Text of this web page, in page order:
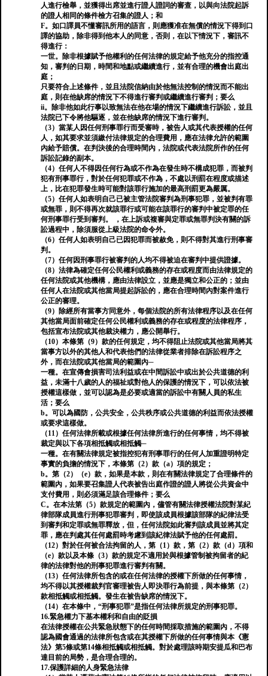
人進行檢舉，並獲得出席並進行證人證詞的審查，以與向法院起訴
的證人相同的條件檢方召集的證人；和
F。如口譯員不懂審訊所用的語言，則應獲准在無償的情況下得到口
譯的協助，除非得到他本人的同意，否則，在以下情況下，審訊不
得進行：
一世。除非根據賦予他權利的任何法律的規定給予他充分的指控通
知，審判的日期，時間和地點或繼續進行，並有合理的機會出庭出
庭；
只要符合上述條件，並且法院信納由於他無法控制的情況而不能出
庭，則在他缺席的情況下不得進行審判或繼續進行審判；要么
ii。除非他如此行事以致無法在他在場的情況下繼續進行訴訟，並且
法院已下令將他驅逐，並在他缺席的情況下進行審判。
（3）當某人因任何刑事罪行而受審時，被告人或其代表授權的任何
人，如其要求並須繳付法律規定的合理費用，應在法律允許的範圍
內給予賠償。在判決後的合理時間內，法院或代表法院所作的任何
訴訟記錄的副本。
（4）任何人不得因任何行為或不作為在發生時不構成犯罪，而被判
犯有刑事罪行，對於任何犯罪或不作為，不處以刑罰在程度或描述
上，比在犯罪發生時可能對該罪行施加的最高刑罰更為嚴厲。
（5）任何人如表明自己已被主管法院審判為刑事犯罪，並被判有罪
或無罪，則不得再次就該罪行或可能在該罪行的審判中被定罪的任
何刑事罪行受到審判。 ，在上訴或複審與定罪或無罪判決有關的訴
訟過程中，除須服從上級法院的命令外。
（6）任何人如表明自己已因犯罪而被赦免，則不得對其進行刑事審
判。
（7）任何因刑事罪行被審判的人均不得被迫在審判中提供證據。
（8）法律為確定任何公民權利或義務的存在或程度而由法律規定的
任何法院或其他機構，應由法律設立，並應是獨立和公正的；並由
任何人在法院或其他當局提起訴訟的，應在合理時間內對案件進行
公正的審理。
（9）除經所有當事方同意外，每個法院的所有法律程序以及在任何
其他當局面前確定任何公民權利或義務的存在或程度的法律程序，
包括宣布法院或其他裁決權力，應公開舉行。
（10）本條第（9）款的任何規定，均不得阻止法院或其他當局將其
當事方以外的其他人和代表他們的法律從業者排除在訴訟程序之
外，而在法院或其他當局的範圍內─
一種。在宣傳會損害司法利益或在中間訴訟中或出於公共道德的利
益，未滿十八歲的人的福祉或對他人的保護的情況下，可以依法被
授權這樣做，並可以認為是必要或適當的訴訟中有關人員的私生
活；要么
b。可以為國防，公共安全，公共秩序或公共道德的利益而依法授權
或要求這樣做。
（11）任何法律所載或根據任何法律所進行的任何事情，均不得被
裁定與以下各項相抵觸或相抵觸─
一種。在有關法律規定被指控犯有刑事罪行的任何人加重證明特定
事實的負擔的情況下，本條第（2）款（a）項的規定；
b。第（2）（e）款，如果是本款，則在有關法律規定了合理條件的
範圍內，如果要召集證人代表被告出庭作證的證人將從公共資金中
支付費用，則必須滿足該合理條件；要么
C。在本法第（5）款規定的範圍內，儘管有關法律授權法院對某紀
律部隊成員進行刑事犯罪審判，即使該成員根據該部隊的紀律法受
到審判和定罪或無罪釋放，但，任何法院如此審判該成員並將其定
罪，應在判處其任何處罰時考慮到該紀律法賦予他的任何處罰。
（12）對於任何被合法拘留的人，第（1）款，第（2）款（d）項和
（e）款以及本條（3）款的規定不適用於與根據管制被拘留者的紀
律的法律對他的刑事犯罪進行審判有關。
（13）任何法律所包含的或在任何法律的授權下所做的任何事情，
均不得以其授權裁判官審理被告人即決罪行為前提，與本條第（2）
款相抵觸或相抵觸。發生在被告缺席的情況下。
（14）在本條中，“刑事犯罪”是指任何法律所規定的刑事犯罪。
16.緊急權力下基本權利和自由的貶損
在法律授權在公共緊急狀態下的任何時間採取措施的範圍內，不得
認為國會通過的法律所包含或在其授權下所做的任何事情與本《憲
法》第5條或第14條相抵觸或相抵觸。對於處理該時期安提瓜和巴布
達目前的局勢，是合理合理的。
17.保護詳細的人身緊急法律